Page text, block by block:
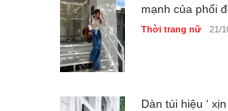
mạnh của phối
Thời trang nữ 21/
Dàn túi hiệu ‘